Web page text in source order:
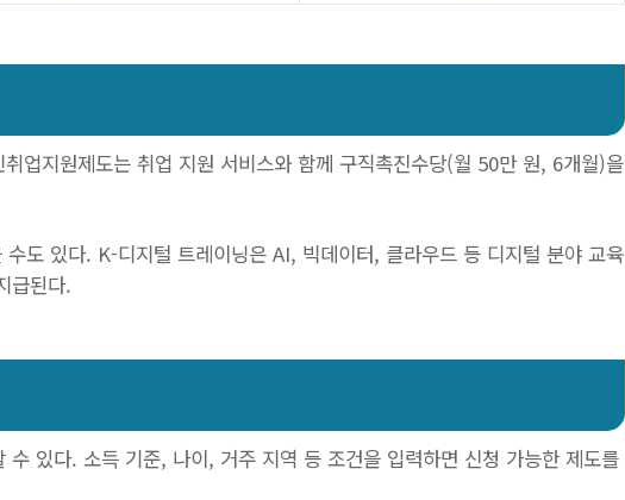
업지원제도는 취업 지원 서비스와 함께 구직촉진수당(월 50만 원, 6개월)을
도 있다. K-디지털 트레이닝은 AI, 빅데이터, 클라우드 등 디지털 분야 교육
급된다.
수 있다. 소득 기준, 나이, 거주 지역 등 조건을 입력하면 신청 가능한 제도를